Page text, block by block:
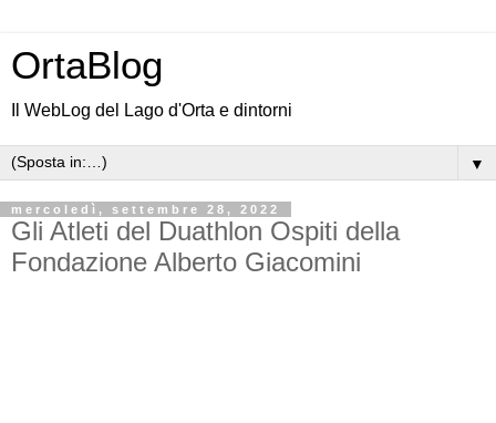
OrtaBlog
Il WebLog del Lago d'Orta e dintorni
▼
mercoledì, settembre 28, 2022
Gli Atleti del Duathlon Ospiti della
Fondazione Alberto Giacomini